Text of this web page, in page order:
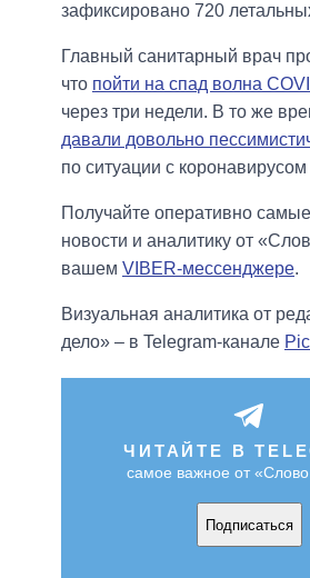
зафиксировано 720
Главный санитарный врач
что пойти на спад волна
через три недели. В то же
давали довольно
по ситуации с
Получайте оперативно
новости и аналитику от
вашем VIBER-мессенджере.
Визуальная аналитика от
дело» – в Telegram-канале
ЧИТАЙТЕ В
самое важное от
Подписаться